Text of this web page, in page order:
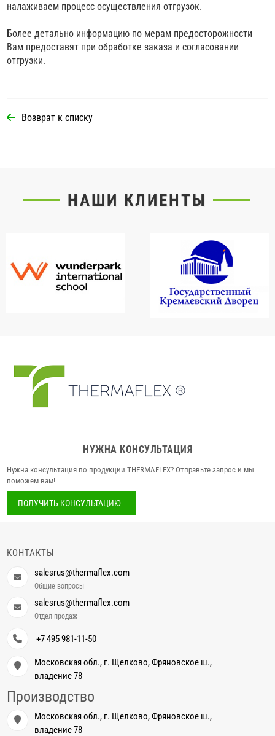
налаживаем процесс осуществления отгрузок.
Более детально информацию по мерам предосторожности
Вам предоставят при обработке заказа и согласовании
отгрузки.
Возврат к списку
НАШИ КЛИЕНТЫ
НУЖНА КОНСУЛЬТАЦИЯ
Нужна консультация по продукции THERMAFLEX? Отправьте запрос и мы
поможем вам!
ПОЛУЧИТЬ КОНСУЛЬТАЦИЮ
КОНТАКТЫ
salesrus@thermaflex.com
Общие вопросы
salesrus@thermaflex.com
Отдел продаж
+7 495 981-11-50
Московская обл., г. Щелково, Фряновское ш.,
владение 78
Производство
Московская обл., г. Щелково, Фряновское ш.,
владение 78